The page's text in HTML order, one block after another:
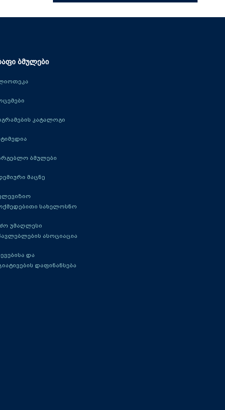
ბმულები
კატალოგი
ბმულები
მაცნე
სახელოსნო
უმაღლესი
ასოციაცია
და
დაფინანსება